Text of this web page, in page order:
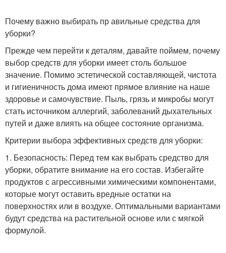
Почему важно выбирать пр авильные средства для
уборки?
Прежде чем перейти к деталям, давайте поймем, почему
выбор средств для уборки имеет столь большое
значение. Помимо эстетической составляющей, чистота
и гигиеничность дома имеют прямое влияние на наше
здоровье и самочувствие. Пыль, грязь и микробы могут
стать источником аллергий, заболеваний дыхательных
путей и даже влиять на общее состояние организма.
Критерии выбора эффективных средств для уборки:
1. Безопасность: Перед тем как выбрать средство для
уборки, обратите внимание на его состав. Избегайте
продуктов с агрессивными химическими компонентами,
которые могут оставить вредные остатки на
поверхностях или в воздухе. Оптимальными вариантами
будут средства на растительной основе или с мягкой
формулой.